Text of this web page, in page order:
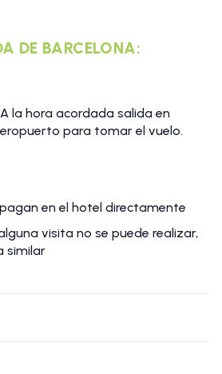
DE BARCELONA:
la hora acordada salida en
para tomar el vuelo.
pagan en el hotel directamente
visita no se puede realizar,
similar